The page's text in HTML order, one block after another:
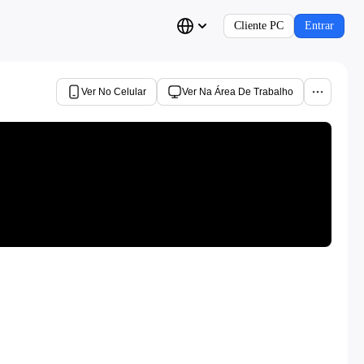
Cliente PC Entrar
Ver No Celular Ver Na Área De Trabalho